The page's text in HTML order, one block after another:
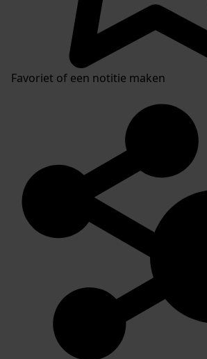
Favoriet of een notitie maken